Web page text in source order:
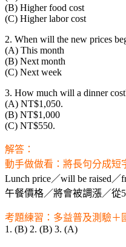
(B) Higher food cost
(C) Higher labor cost
2. When will the new prices
(A) This month
(B) Next month
(C) Next week
3. How much will a dinner
(A) NT$1,050.
(B) NT$1,000
(C) NT$550.
解答：
動手做做看：將長句分成短
Lunch price／will be raised／
午餐價格／將會被調漲／從
考題練習：多益普及測驗＋
1. (B) 2. (B) 3. (A)